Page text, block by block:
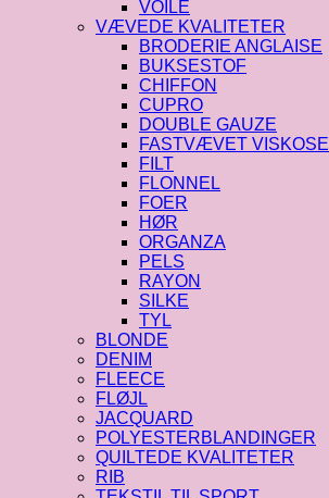
VOILE
VÆVEDE KVALITETER
BRODERIE ANGLAISE
BUKSESTOF
CHIFFON
CUPRO
DOUBLE GAUZE
FASTVÆVET VISKOSE
FILT
FLONNEL
FOER
HØR
ORGANZA
PELS
RAYON
SILKE
TYL
BLONDE
DENIM
FLEECE
FLØJL
JACQUARD
POLYESTERBLANDINGER
QUILTEDE KVALITETER
RIB